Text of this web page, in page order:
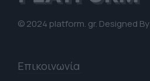
© 2024 platform. gr. Designed By
Επικοινωνία